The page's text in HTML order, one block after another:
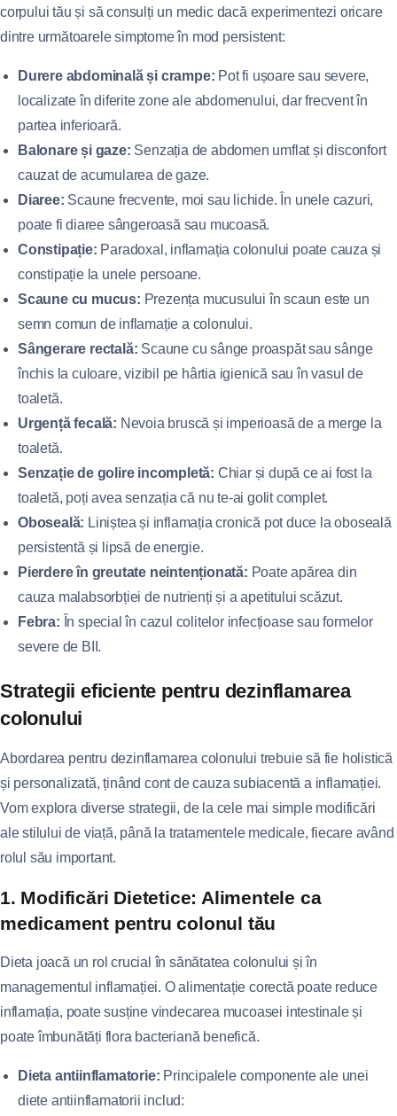
corpului tău și să consulți un medic dacă experimentezi oricare
dintre următoarele simptome în mod persistent:
Durere abdominală și crampe: Pot fi ușoare sau severe,
localizate în diferite zone ale abdomenului, dar frecvent în
partea inferioară.
Balonare și gaze: Senzația de abdomen umflat și disconfort
cauzat de acumularea de gaze.
Diaree: Scaune frecvente, moi sau lichide. În unele cazuri,
poate fi diaree sângeroasă sau mucoasă.
Constipație: Paradoxal, inflamația colonului poate cauza și
constipație la unele persoane.
Scaune cu mucus: Prezența mucusului în scaun este un
semn comun de inflamație a colonului.
Sângerare rectală: Scaune cu sânge proaspăt sau sânge
închis la culoare, vizibil pe hârtia igienică sau în vasul de
toaletă.
Urgență fecală: Nevoia bruscă și imperioasă de a merge la
toaletă.
Senzație de golire incompletă: Chiar și după ce ai fost la
toaletă, poți avea senzația că nu te-ai golit complet.
Oboseală: Liniștea și inflamația cronică pot duce la oboseală
persistentă și lipsă de energie.
Pierdere în greutate neintenționată: Poate apărea din
cauza malabsorbției de nutrienți și a apetitului scăzut.
Febra: În special în cazul colitelor infecțioase sau formelor
severe de BII.
Strategii eficiente pentru dezinflamarea
colonului
Abordarea pentru dezinflamarea colonului trebuie să fie holistică
și personalizată, ținând cont de cauza subiacentă a inflamației.
Vom explora diverse strategii, de la cele mai simple modificări
ale stilului de viață, până la tratamentele medicale, fiecare având
rolul său important.
1. Modificări Dietetice: Alimentele ca
medicament pentru colonul tău
Dieta joacă un rol crucial în sănătatea colonului și în
managementul inflamației. O alimentație corectă poate reduce
inflamația, poate susține vindecarea mucoasei intestinale și
poate îmbunătăți flora bacteriană benefică.
Dieta antiinflamatorie: Principalele componente ale unei
diete antiinflamatorii includ: